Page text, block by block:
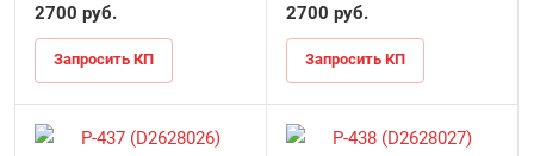
2700 руб.
Запросить КП
2700 руб.
Запросить КП